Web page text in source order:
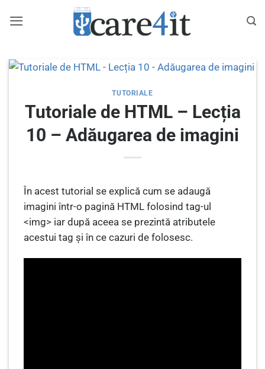
TUTORIALE
Tutoriale de HTML – Lecția
10 – Adăugarea de imagini
În acest tutorial se explică cum se adaugă
imagini într-o pagină HTML folosind tag-ul
<img> iar după aceea se prezintă atributele
acestui tag și în ce cazuri de folosesc.